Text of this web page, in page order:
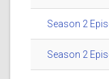
Season 2
Season 2